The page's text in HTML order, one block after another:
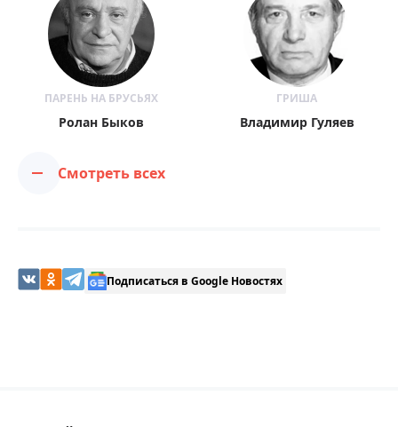
ПАРЕНЬ НА БРУСЬЯХ
Ролан Быков
ГРИША
Владимир Гуляев
Смотреть всех
Подписаться в Google Новостях